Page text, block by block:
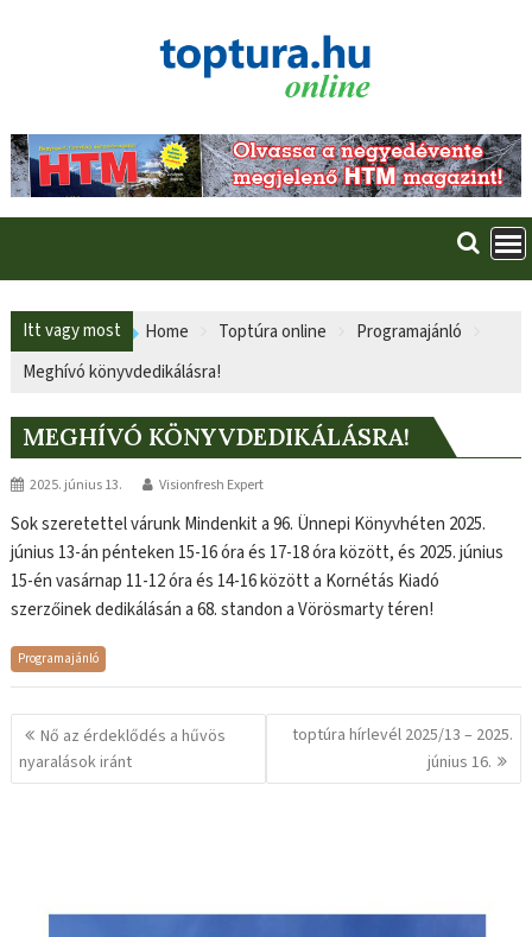
Itt vagy most Home Toptúra online
Programajánló
Meghívó könyvdedikálásra!
MEGHÍVÓ KÖNYVDEDIKÁLÁSRA!
2025. június 13. Visionfresh Expert
Sok szeretettel várunk Mindenkit a 96. Ünnepi Könyvhéten 2025.
június 13-án pénteken 15-16 óra és 17-18 óra között, és 2025. június
15-én vasárnap 11-12 óra és 14-16 között a Kornétás Kiadó
szerzőinek dedikálásán a 68. standon a Vörösmarty téren!
Programajánló
Bejegyzés
navigáció
Nő az érdeklődés a hűvös
nyaralások iránt
toptúra hírlevél 2025/13 – 2025.
június 16.